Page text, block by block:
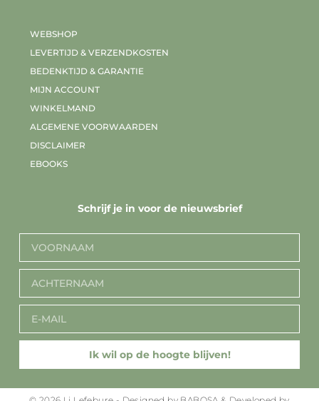
WEBSHOP
LEVERTIJD & VERZENDKOSTEN
BEDENKTIJD & GARANTIE
MIJN ACCOUNT
WINKELMAND
ALGEMENE VOORWAARDEN
DISCLAIMER
EBOOKS
Schrijf je in voor de nieuwsbrief
Ik wil op de hoogte blijven!